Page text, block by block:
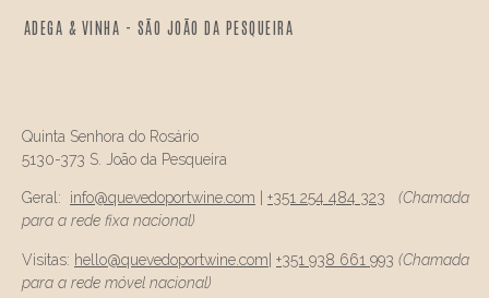
ADEGA & VINHA - SÃO JOÃO DA PESQUEIRA
Quinta Senhora do Rosário
5130-373 S. João da Pesqueira
Geral: info@quevedoportwine.com +351 254 484 323
(Chamada
para a rede fixa nacional)
Visitas: hello@quevedoportwine.com +351 938 661 993 (Chamada
para a rede móvel nacional)